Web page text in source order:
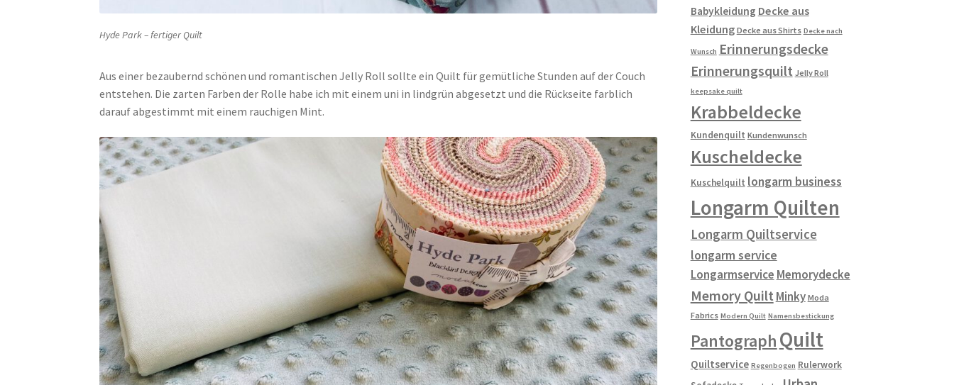
Hyde Park – fertiger Quilt
Aus einer bezaubernd schönen und romantischen Jelly Roll sollte ein Quilt für gemütliche Stunden auf der Couch
entstehen. Die zarten Farben der Rolle habe ich mit einem uni in lindgrün abgesetzt und die Rückseite farblich
darauf abgestimmt mit einem rauchigen Mint.
Babykleidung Decke aus
Kleidung Decke aus Shirts Decke nach
Wunsch Erinnerungsdecke
Erinnerungsquilt Jelly Roll
keepsake quilt
Krabbeldecke
Kundenquilt Kundenwunsch
Kuscheldecke
Kuschelquilt longarm business
Longarm Quilten
Longarm Quiltservice
longarm service
Longarmservice Memorydecke
Memory Quilt Minky Moda
Fabrics Modern Quilt Namensbestickung
Pantograph Quilt
Quiltservice Regenbogen Rulerwork